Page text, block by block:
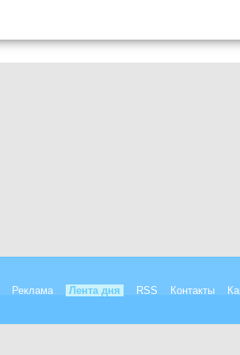
Реклама Лента дня RSS Контакты